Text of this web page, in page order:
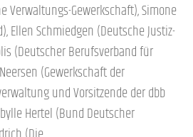
Verwaltungs-Gewerkschaft), Simone
Ellen Schmiedgen (Deutsche Justiz-
(Deutscher Berufsverband für
(Gewerkschaft der
und Vorsitzende der dbb
Hertel (Bund Deutscher